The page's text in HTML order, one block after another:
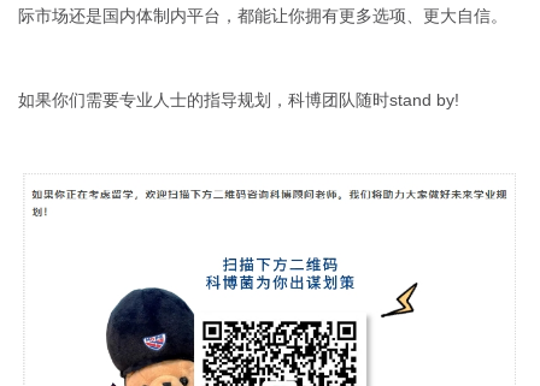
际市场还是国内体制内平台，都能让你拥有更多选项、更大自信。
如果你们需要专业人士的指导规划，科博团队随时stand by!